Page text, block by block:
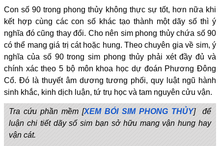
Con số 90 trong phong thủy không thực sự tốt, hơn nữa khi
kết hợp cùng các con số khác tạo thành một dãy số thì ý
nghĩa đó cũng thay đổi. Cho nên sim phong thủy chứa số 90
có thể mang giá trị cát hoặc hung. Theo chuyên gia về sim, ý
nghĩa của số 90 trong sim phong thủy phải xét đầy đủ và
chính xác theo 5 bộ môn khoa học dự đoán Phương Đông
Cổ. Đó là thuyết âm dương tương phối, quy luật ngũ hành
sinh khắc, kinh dịch luận, tứ trụ học và tam nguyên cửu vận.
Tra cứu phần mềm [XEM BÓI SIM PHONG THỦY] để
luận chi tiết dãy số sim bạn sở hữu mang vận hung hay
vận cát.